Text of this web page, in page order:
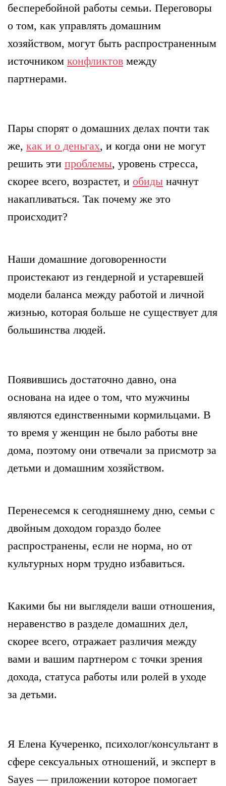
бесперебойной работы семьи. Переговоры
о том, как управлять домашним
хозяйством, могут быть распространенным
источником конфликтов между
партнерами.
Пары спорят о домашних делах почти так
же, как и о деньгах, и когда они не могут
решить эти проблемы, уровень стресса,
скорее всего, возрастет, и обиды начнут
накапливаться. Так почему же это
происходит?
Наши домашние договоренности
проистекают из гендерной и устаревшей
модели баланса между работой и личной
жизнью, которая больше не существует для
большинства людей.
Появившись достаточно давно, она
основана на идее о том, что мужчины
являются единственными кормильцами. В
то время у женщин не было работы вне
дома, поэтому они отвечали за присмотр за
детьми и домашним хозяйством.
Перенесемся к сегодняшнему дню, семьи с
двойным доходом гораздо более
распространены, если не норма, но от
культурных норм трудно избавиться.
Какими бы ни выглядели ваши отношения,
неравенство в разделе домашних дел,
скорее всего, отражает различия между
вами и вашим партнером с точки зрения
дохода, статуса работы или ролей в уходе
за детьми.
Я Елена Кучеренко, психолог/консультант в
сфере сексуальных отношений, и эксперт в
Sayes — приложении которое помогает